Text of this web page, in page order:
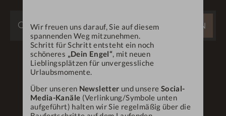
Wir freuen uns darauf, Sie auf diesem
spannenden Weg mitzunehmen.
Schritt für Schritt entsteht ein noch
schöneres „Dein Engel“, mit neuen
Lieblingsplätzen für unvergessliche
Urlaubsmomente.
Über unseren Newsletter und unsere Social-
Media-Kanäle (Verlinkung/Symbole unten
aufgeführt) halten wir Sie regelmäßig über die
DURCHSUCHEN
SUCHEN